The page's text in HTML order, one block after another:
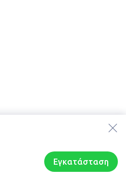
Εγκατάσταση
Sitemap
Χάρτης
Συζητήσεις Προφίλ